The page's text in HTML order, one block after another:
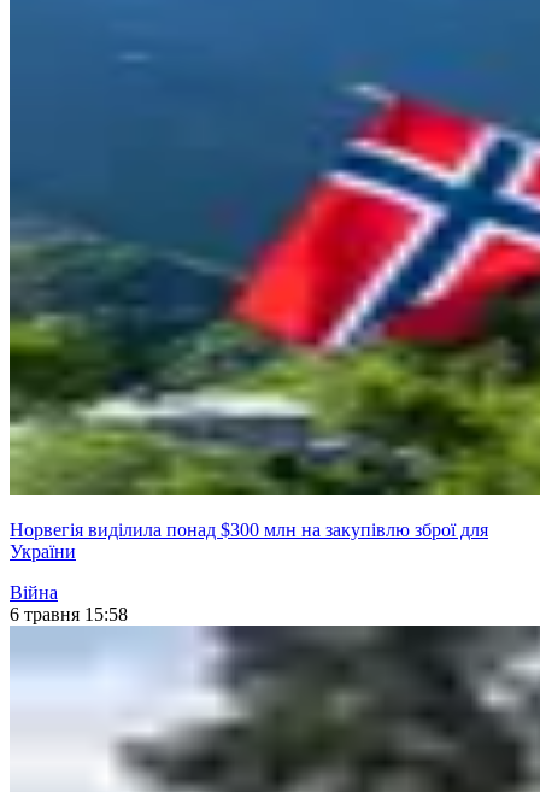
Норвегія виділила понад $300 млн на закупівлю зброї для
України
Війна
6 травня 15:58